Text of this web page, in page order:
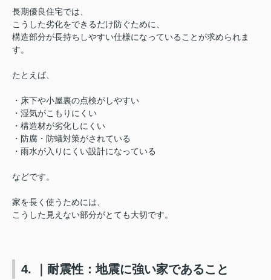
長期優良住宅では、
こうした劣化をできるだけ防ぐために、
構造部分が長持ちしやすい仕様になっていることが求められま
す。
たとえば、
・床下や小屋裏の点検がしやすい
・湿気がこもりにくい
・構造材が劣化しにくい
・防腐・防蟻対策がされている
・雨水が入りにくい設計になっている
などです。
家を長く使うためには、
こうした見えない部分がとても大切です。
4. ｜耐震性：地震に強い家であること